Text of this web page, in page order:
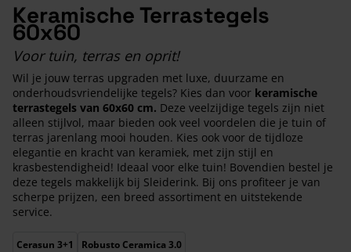
Keramische Terrastegels
60x60
Voor tuin, terras en oprit!
Wil je jouw terras upgraden met luxe, duurzame en
onderhoudsvriendelijke tegels? Kies dan voor keramische
terrastegels van 60x60 cm. Deze veelzijdige tegels zijn niet
alleen stijlvol, maar bieden ook veel voordelen die je tuin of
terras jarenlang mooi houden. Kies ook voor de tijdloze
elegantie en kracht van keramiek, met zijn stijl en
krasbestendigheid! Ideaal voor elke tuin! Bovendien bestel je
deze tegels makkelijk bij Sleiderink. Bij ons profiteer je van
scherpe prijzen, een breed assortiment en uitstekende
service.
Druk om carrousel over te slaan
Cerasun 3+1 Robusto Ceramica 3.0